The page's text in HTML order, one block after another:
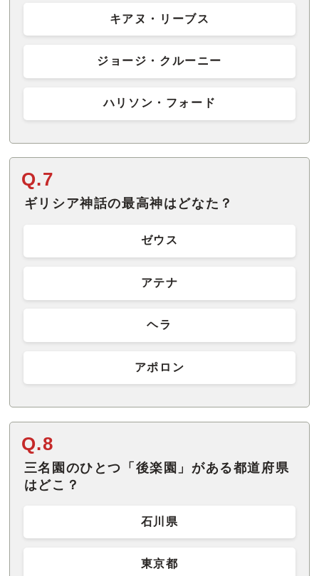
キアヌ・リーブス
ジョージ・クルーニー
ハリソン・フォード
Q.7
ギリシア神話の最高神はどなた？
ゼウス
アテナ
ヘラ
アポロン
Q.8
三名園のひとつ「後楽園」がある都道府県
はどこ？
石川県
東京都